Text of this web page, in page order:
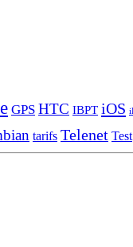
GPS HTC IBPT iOS
tarifs Telenet Test